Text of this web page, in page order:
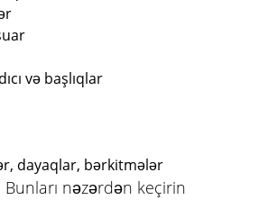
və başlıqlar
dayaqlar, bərkitmələr
Bunları nəzərdən keçirin